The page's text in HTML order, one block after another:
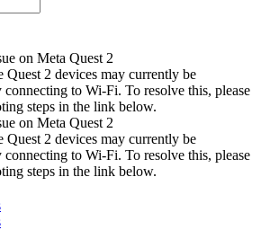
on Meta Quest 2
Quest 2 devices may currently be
to Wi-Fi. To resolve this, please
steps in the link below.
on Meta Quest 2
Quest 2 devices may currently be
to Wi-Fi. To resolve this, please
steps in the link below.